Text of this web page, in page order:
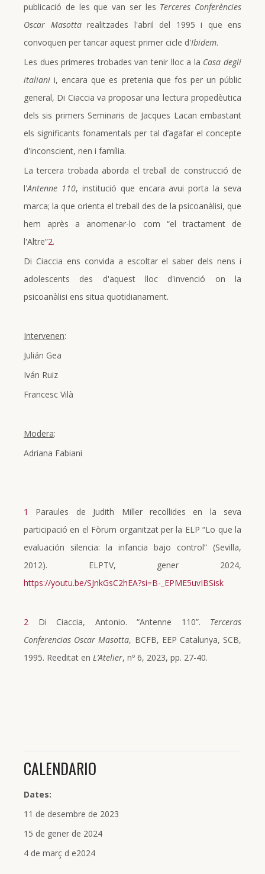
publicació de les que van ser les Terceres Conferències
Oscar Masottarealitzades l'abril del 1995 i que ens
convoquen per tancar aquest primer cicle d'Ibidem.
Les dues primeres trobades van tenir lloc a la Casa degli
italiani i, encara que es pretenia que fos per un públic
general, Di Ciaccia va proposar una lectura propedèutica
dels sis primers Seminaris de Jacques Lacan embastant
els significants fonamentals per tal d’agafar el concepte
d'inconscient, nen i família.
La tercera trobada aborda el treball de construcció de
l'Antenne 110, institució que encara avui porta la seva
marca; la que orienta el treball des de la psicoanàlisi, que
hem après a anomenar-lo com “el tractament de
l'Altre”2.
Di Ciaccia ens convida a escoltar el saber dels nens i
adolescents des d'aquest lloc d'invenció on la
psicoanàlisi ens situa quotidianament.
Intervenen:
Julián Gea
Iván Ruiz
Francesc Vilà
Modera:
Adriana Fabiani
1
Paraules de Judith Miller recollides en la seva
participació en el Fòrum organitzat per la ELP “Lo que la
evaluación silencia: la infancia bajo control” (Sevilla,
2012). ELPTV, gener 2024,
https://youtu.be/SJnkGsC2hEA?si=B-_EPME5uvIBSisk
2 Di Ciaccia, Antonio. “Antenne 110”. Terceras
Conferencias Oscar Masotta, BCFB, EEP Catalunya, SCB,
1995. Reeditat en L’Atelier, nº 6, 2023, pp. 27-40.
CALENDARIO
Dates:
11 de desembre de 2023
15 de gener de 2024
4 de març d e2024